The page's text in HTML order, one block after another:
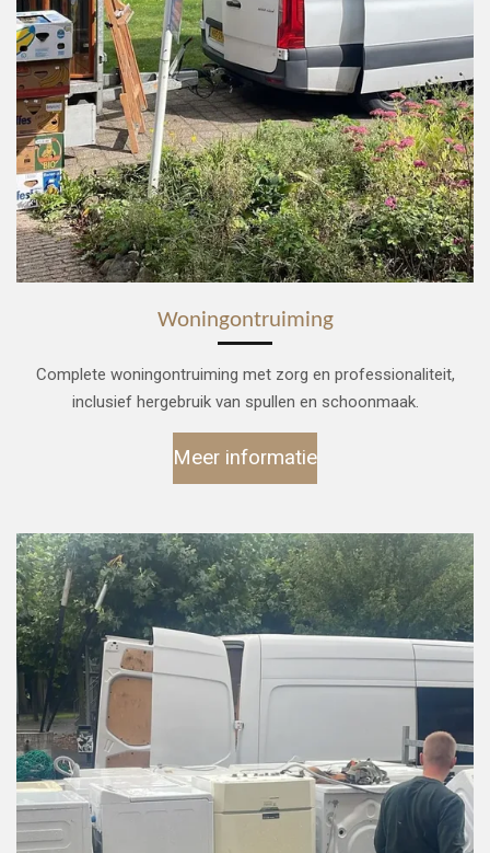
Woningontruiming
Complete woningontruiming met zorg en professionaliteit,
inclusief hergebruik van spullen en schoonmaak.
Meer informatie